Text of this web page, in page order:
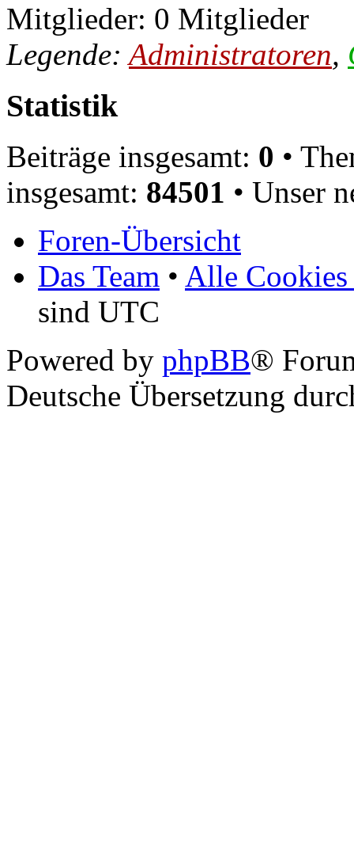
Mitglieder: 0 Mitglieder
Legende:Administratoren,
Statistik
Beiträge insgesamt: 0 •
insgesamt: 84501 • Unser
Foren-Übersicht
Das Team • Alle Cookies
sind UTC
Powered by phpBB®
Deutsche Übersetzung